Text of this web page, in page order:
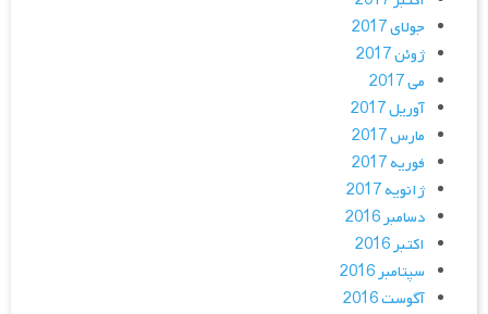
جولای 2017
ژوئن 2017
می 2017
آوریل 2017
مارس 2017
فوریه 2017
ژانویه 2017
دسامبر 2016
اکتبر 2016
سپتامبر 2016
آگوست 2016